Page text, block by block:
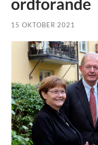
ordförande
15 OKTOBER 2021